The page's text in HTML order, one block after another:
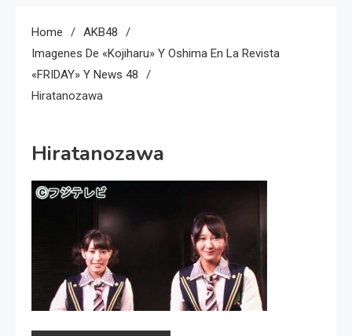
Home
AKB48
Imagenes De «Kojiharu» Y Oshima En La Revista
«FRIDAY» Y News 48
Hiratanozawa
Hiratanozawa